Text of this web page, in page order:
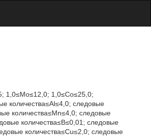
1,0≤Mo≤12,0; 1,0≤Со≤25,0;
количества≤Al≤4,0; следовые
количества≤Mn≤4,0; следовые
количества≤В≤0,01; следовые
количества≤Cu≤2,0; следовые